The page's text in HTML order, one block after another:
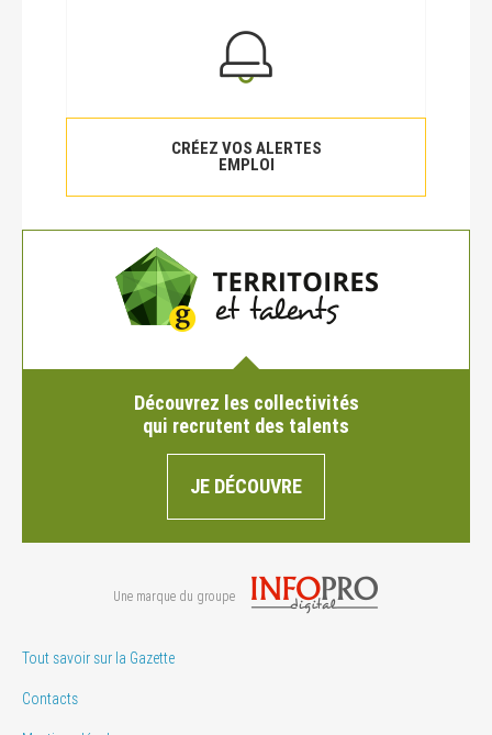
CRÉEZ VOS ALERTES
EMPLOI
Découvrez les collectivités
qui recrutent des talents
JE DÉCOUVRE
Une marque du groupe
Tout savoir sur la Gazette
Contacts